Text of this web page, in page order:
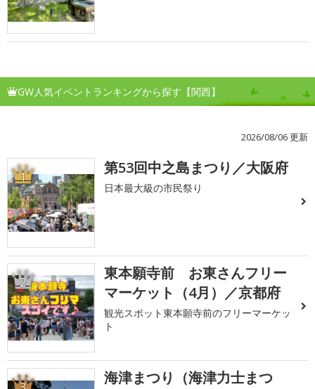
GW人気イベントランキングから探す【関西】
2026/08/06 更新
1 第53回中之島まつり／大阪府
日本最大級の市民祭り
2
東本願寺前 お東さんフリー
マーケット（4月）／京都府
観光スポット東本願寺前のフリーマーケッ
ト
海津まつり（海津力士まつ